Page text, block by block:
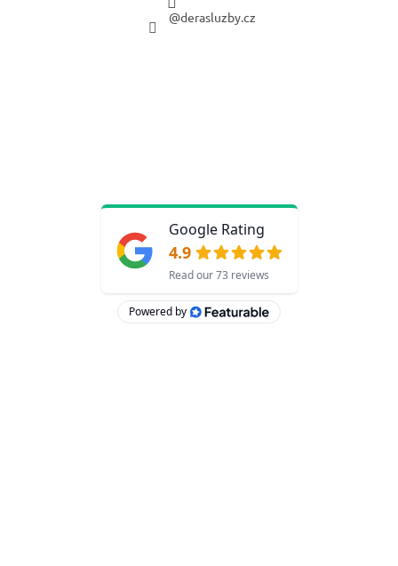
@derasluzby.cz